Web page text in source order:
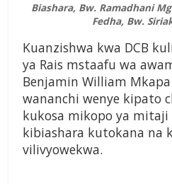
Biashara, Bw. Ramadhani
Fedha, Bw.
Kuanzishwa kwa DCB
ya Rais mstaafu wa
Benjamin William
wananchi wenye kipato
kukosa mikopo ya
kibiashara kutokana na
vilivyowekwa.